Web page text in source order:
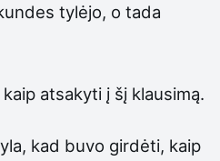
tylėjo, o tada
atsakyti į šį klausimą.
kad buvo girdėti, kaip